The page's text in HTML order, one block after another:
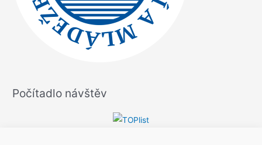
Počítadlo návštěv